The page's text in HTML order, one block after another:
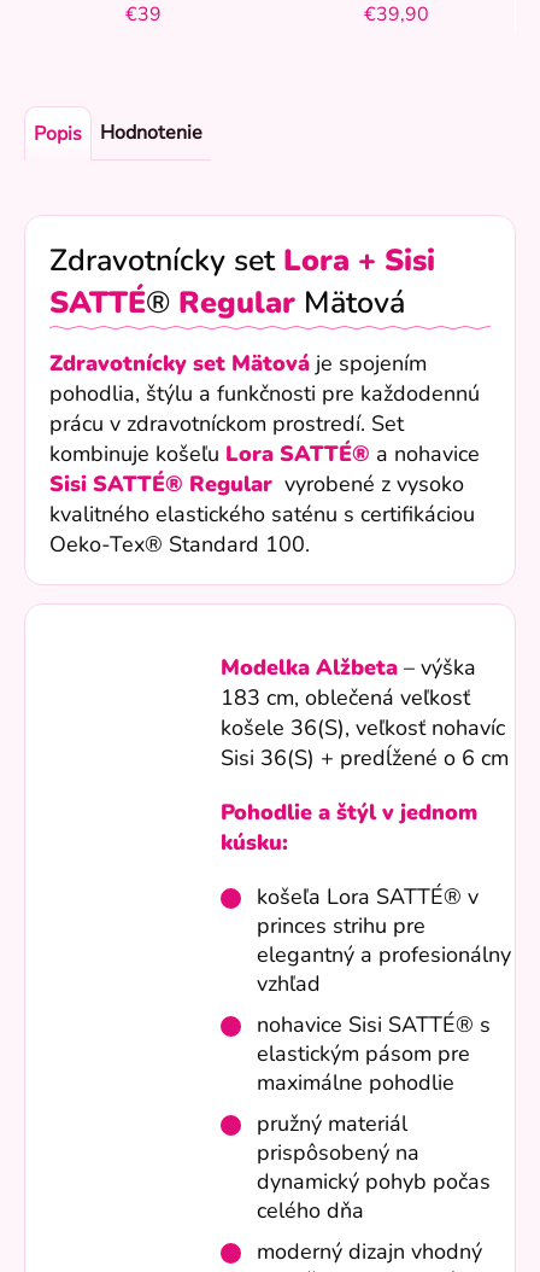
€39
€39,90
Popis Hodnotenie
Zdravotnícky set Lora + Sisi
SATTÉ® Regular Mätová
Zdravotnícky set Mätová je spojením
pohodlia, štýlu a funkčnosti pre každodennú
prácu v zdravotníckom prostredí. Set
kombinuje košeľu Lora SATTÉ® a nohavice
Sisi SATTÉ® Regular vyrobené z vysoko
kvalitného elastického saténu s certifikáciou
Oeko-Tex® Standard 100.
Modelka Alžbeta – výška
183 cm, oblečená veľkosť
košele 36(S), veľkosť nohavíc
Sisi 36(S) + predĺžené o 6 cm
Pohodlie a štýl v jednom
kúsku:
košeľa Lora SATTÉ® v
princes strihu pre
elegantný a profesionálny
vzhľad
nohavice Sisi SATTÉ® s
elastickým pásom pre
maximálne pohodlie
pružný materiál
prispôsobený na
dynamický pohyb počas
celého dňa
moderný dizajn vhodný